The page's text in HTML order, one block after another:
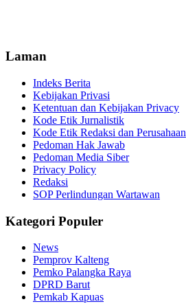
Laman
Indeks Berita
Kebijakan Privasi
Ketentuan dan Kebijakan Privacy
Kode Etik Jurnalistik
Kode Etik Redaksi dan Perusahaan
Pedoman Hak Jawab
Pedoman Media Siber
Privacy Policy
Redaksi
SOP Perlindungan Wartawan
Kategori Populer
News
Pemprov Kalteng
Pemko Palangka Raya
DPRD Barut
Pemkab Kapuas